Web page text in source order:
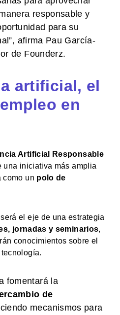
responsable y
para su
afirma Pau García-
de Founderz.
artificial, el
en
Artificial Responsable
una iniciativa más amplia
como un polo de
el eje de una estrategia
jornadas y seminarios,
conocimientos sobre el
fomentará la
de
mecanismos para